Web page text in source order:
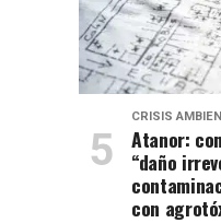
CRISIS
Atanor:
“daño
con